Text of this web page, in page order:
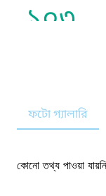
১০৩
নারী ও শিশু
১০৬
ফটো গ্যালারি
কোনো তথ্য পাওয়া